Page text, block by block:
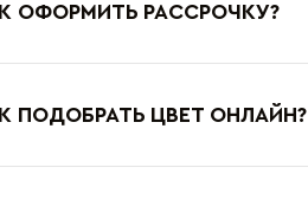
ОФОРМИТЬ РАССРОЧКУ?
ПОДОБРАТЬ ЦВЕТ ОНЛАЙН?